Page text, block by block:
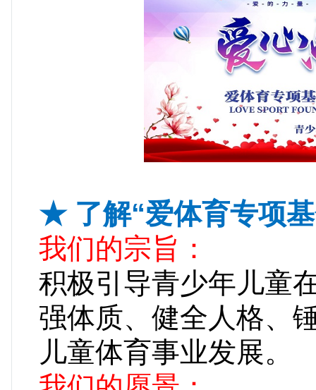
★ 了解“爱体育专项
我们的宗旨：
积极引导青少年儿童
强体质、健全人格、
儿童体育事业发展。